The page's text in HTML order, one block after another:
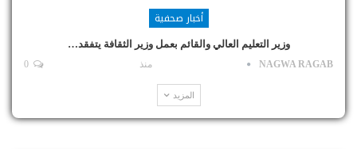
أخبار صحفية
وزير التعليم العالي والقائم بعمل وزير الثقافة يتفقد…
NAGWA RAGAB منذ
المزيد